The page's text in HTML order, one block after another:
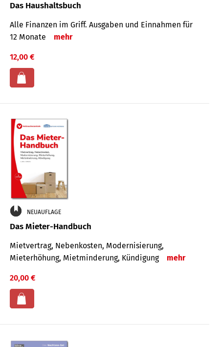
Das Haushaltsbuch
Alle Finanzen im Griff. Aus­gaben und Ein­nahmen für
12 Monate
mehr
12,00 €
NEUAUFLAGE
Das Mieter-Handbuch
Mietvertrag, Nebenkosten, Modernisierung,
Mieterhöhung, Mietminderung, Kündigung
mehr
20,00 €